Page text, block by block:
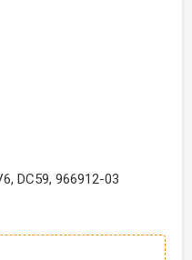
DC59, 966912-03